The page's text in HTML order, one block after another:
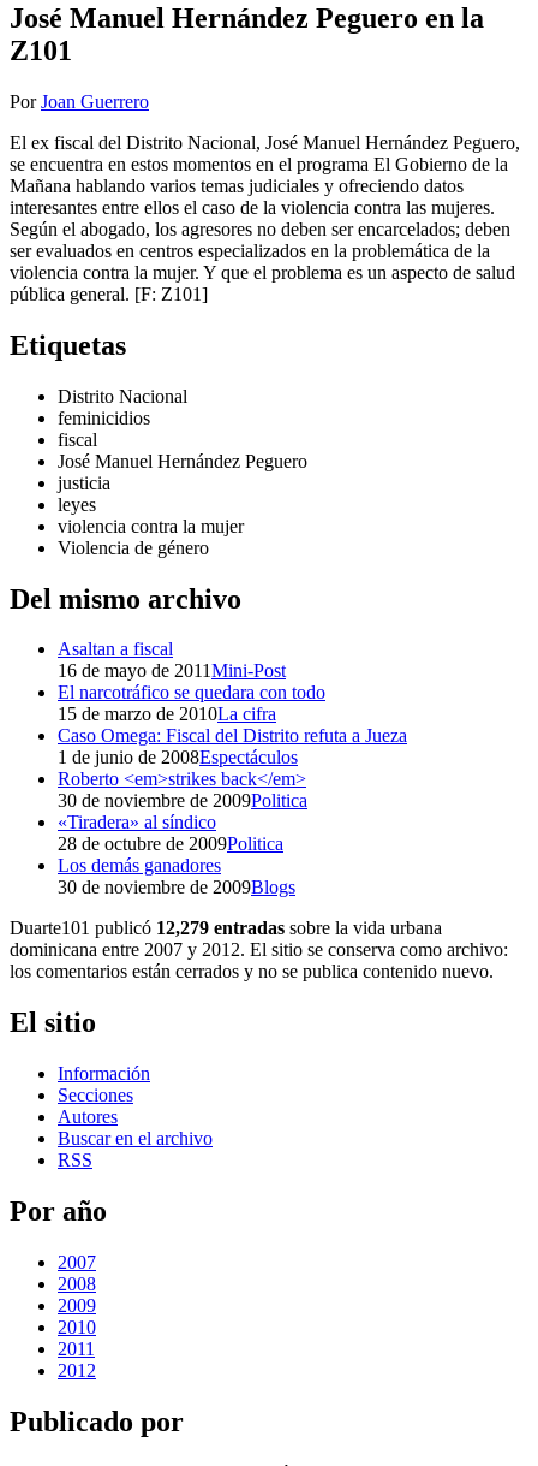
José Manuel Hernández Peguero en la
Z101
PorJoan Guerrero
El ex fiscal del Distrito Nacional, José Manuel Hernández Peguero,
se encuentra en estos momentos en el programa El Gobierno de la
Mañana hablando varios temas judiciales y ofreciendo datos
interesantes entre ellos el caso de la violencia contra las mujeres.
Según el abogado, los agresores no deben ser encarcelados; deben
ser evaluados en centros especializados en la problemática de la
violencia contra la mujer. Y que el problema es un aspecto de salud
pública general. [F: Z101]
Etiquetas
Distrito Nacional
feminicidios
fiscal
José Manuel Hernández Peguero
justicia
leyes
violencia contra la mujer
Violencia de género
Del mismo archivo
Asaltan a fiscal
16 de mayo de 2011Mini-Post
El narcotráfico se quedara con todo
15 de marzo de 2010La cifra
Caso Omega: Fiscal del Distrito refuta a Jueza
1 de junio de 2008Espectáculos
Roberto <em>strikes back</em>
30 de noviembre de 2009Politica
«Tiradera» al síndico
28 de octubre de 2009Politica
Los demás ganadores
30 de noviembre de 2009Blogs
Duarte101 publicó 12,279 entradas sobre la vida urbana
dominicana entre 2007 y 2012. El sitio se conserva como archivo:
los comentarios están cerrados y no se publica contenido nuevo.
El sitio
Información
Secciones
Autores
Buscar en el archivo
RSS
Por año
2007
2008
2009
2010
2011
2012
Publicado por